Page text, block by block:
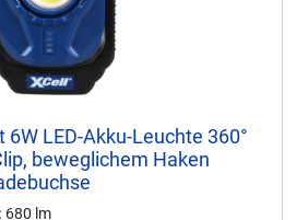
6W LED-Akku-Leuchte 360°
beweglichem Haken
680 lm